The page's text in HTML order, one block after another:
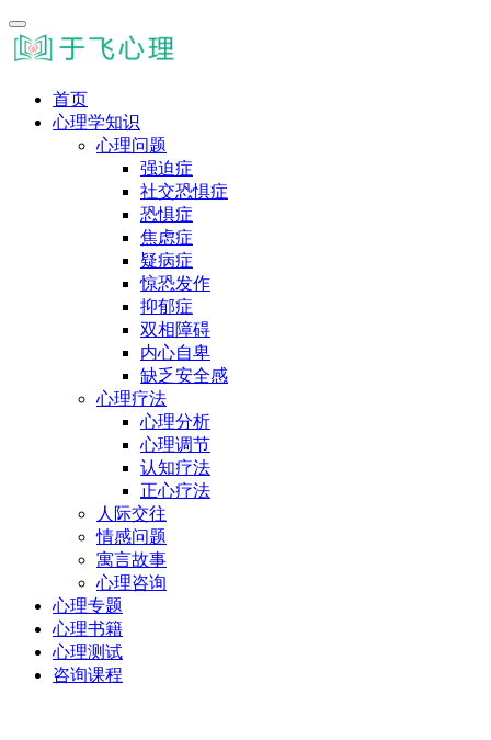
首页
心理学知识
心理问题
强迫症
社交恐惧症
恐惧症
焦虑症
疑病症
惊恐发作
抑郁症
双相障碍
内心自卑
缺乏安全感
心理疗法
心理分析
心理调节
认知疗法
正心疗法
人际交往
情感问题
寓言故事
心理咨询
心理专题
心理书籍
心理测试
咨询课程